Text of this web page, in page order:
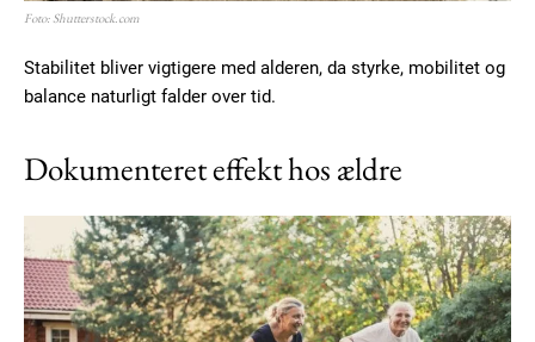
Foto: Shutterstock.com
Stabilitet bliver vigtigere med alderen, da styrke, mobilitet og
balance naturligt falder over tid.
Dokumenteret effekt hos ældre